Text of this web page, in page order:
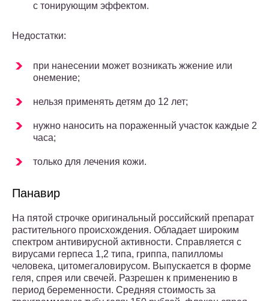
с тонирующим эффектом.
Недостатки:
при нанесении может возникать жжение или
онемение;
нельзя применять детям до 12 лет;
нужно наносить на пораженный участок каждые 2
часа;
только для лечения кожи.
Панавир
На пятой строчке оригинальный российский препарат
растительного происхождения. Обладает широким
спектром антивирусной активности. Справляется с
вирусами герпеса 1,2 типа, гриппа, папилломы
человека, цитомегаловирусом. Выпускается в форме
геля, спрея или свечей. Разрешен к применению в
период беременности. Средняя стоимость за